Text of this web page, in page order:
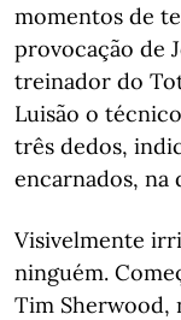
momentos de
provocação de
treinador do
Luisão o
três dedos,
encarnados, na
Visivelmente
ninguém.
Tim Sherwood,